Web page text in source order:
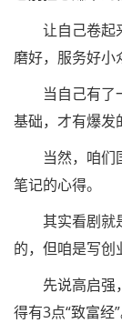
让自己卷起来
磨好，服务好小
当自己有了一
基础，才有爆发
当然，咱们国
笔记的心得。
其实看剧就是
的，但咱是写创
先说高启强，
得有3点“致富经”